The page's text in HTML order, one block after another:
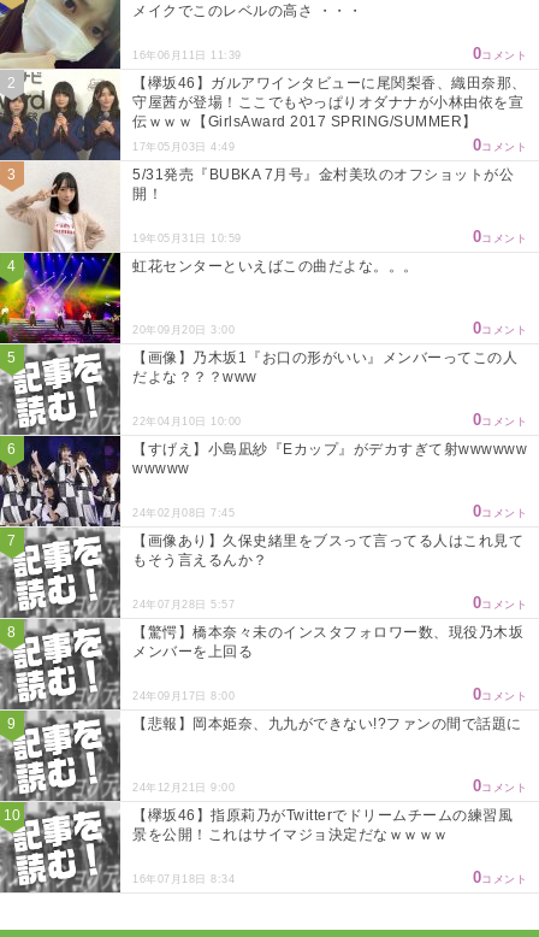
メイクでこのレベルの高さ ・・・
16年06月11日 11:39 0コメント
【欅坂46】ガルアワインタビューに尾関梨香、織田奈那、
守屋茜が登場！ここでもやっぱりオダナナが小林由依を宣
伝ｗｗｗ【GirlsAward 2017 SPRING/SUMMER】
17年05月03日 4:49 0コメント
5/31発売『BUBKA 7月号』金村美玖のオフショットが公
開！
19年05月31日 10:59 0コメント
虹花センターといえばこの曲だよな。。。
20年09月20日 3:00 0コメント
【画像】乃木坂1『お口の形がいい』メンバーってこの人
だよな？？？www
22年04月10日 10:00 0コメント
【すげえ】小島凪紗『Eカップ』がデカすぎて射wwwwww
wwwww
24年02月08日 7:45 0コメント
【画像あり】久保史緒里をブスって言ってる人はこれ見て
もそう言えるんか？
24年07月28日 5:57 0コメント
【驚愕】橋本奈々未のインスタフォロワー数、現役乃木坂
メンバーを上回る
24年09月17日 8:00 0コメント
【悲報】岡本姫奈、九九ができない!?ファンの間で話題に
24年12月21日 9:00 0コメント
【欅坂46】指原莉乃がTwitterでドリームチームの練習風
景を公開！これはサイマジョ決定だなｗｗｗｗ
16年07月18日 8:34 0コメント